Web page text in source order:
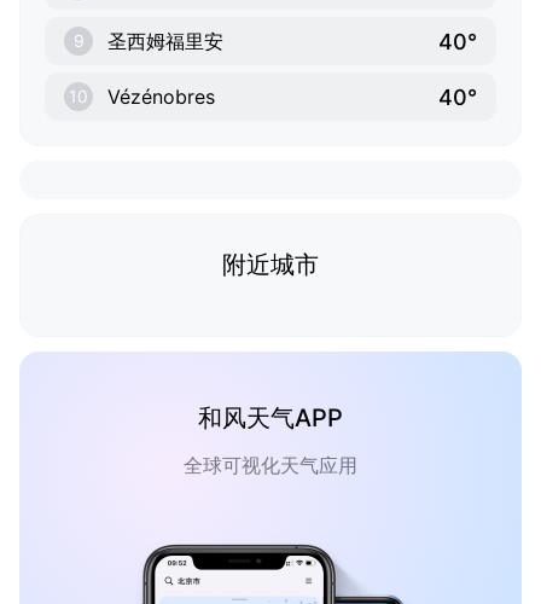
9 圣西姆福里安 40°
10 Vézénobres 40°
附近城市
和风天气APP
全球可视化天气应用